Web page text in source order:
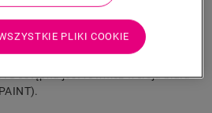
szyny. Do łączenia wielu listew
(nie zawarto w zestawie).
w narożnikach. Aby uzyskać
zalecamy połączenie z paskami
Dostępna jest również wersja biała
PLIKI COOKIE